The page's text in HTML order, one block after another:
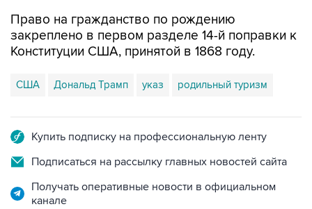
Право на гражданство по рождению
закреплено в первом разделе 14-й поправки к
Конституции США, принятой в 1868 году.
США Дональд Трамп указ родильный туризм
Купить подписку на профессиональную ленту
Подписаться на рассылку главных новостей сайта
Получать оперативные новости в официальном
канале